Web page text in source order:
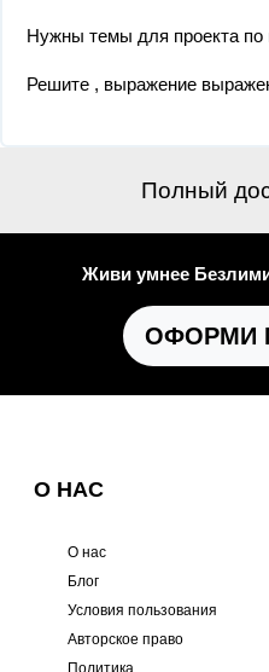
Нужны темы для проекта по
Решите , выражение
Полный
Живи умнее
ОФОРМИ
О НАС
О нас
Блог
Условия пользования
Авторское право
Политика